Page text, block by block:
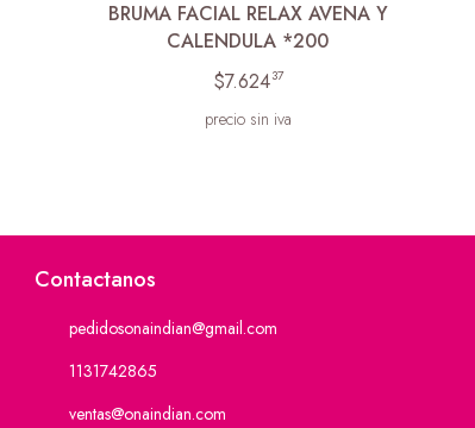
BRUMA FACIAL RELAX AVENA Y
CALENDULA *200
$7.62437
precio sin iva
Contactanos
pedidosonaindian@gmail.com
1131742865
ventas@onaindian.com